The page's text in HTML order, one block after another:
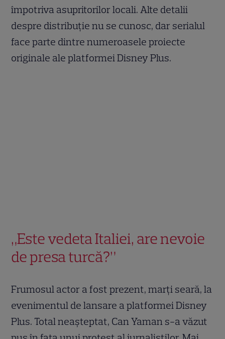
împotriva asupritorilor locali. Alte detalii
despre distribuție nu se cunosc, dar serialul
face parte dintre numeroasele proiecte
originale ale platformei Disney Plus.
„Este vedeta Italiei, are nevoie
de presa turcă?”
Frumosul actor a fost prezent, marți seară, la
evenimentul de lansare a platformei Disney
Plus. Total neașteptat, Can Yaman s-a văzut